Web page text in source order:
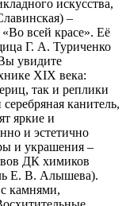
искусства,
–
всей красе». Её
Г. А. Туриченко
увидите
XIX века:
так и реплики
канитель,
яркие и
и эстетично
и украшения –
ДК химиков
Е. В. Алышева).
камнями,